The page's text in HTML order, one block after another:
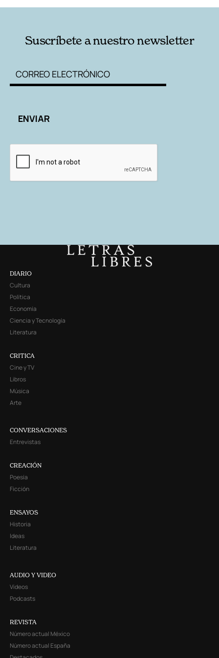
Suscríbete a nuestro newsletter
DIARIO
Cultura
Política
Economía
Ciencia y Tecnología
Literatura
CRITICA
Cine y TV
Libros
Música
Arte
CONVERSACIONES
Entrevistas
CREACIÓN
Poesía
Ficción
ENSAYOS
Historia
Ideas
Literatura
AUDIO Y VIDEO
Videos
Podcasts
REVISTA
Número actual México
Número actual España